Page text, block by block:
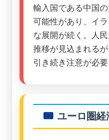
輸入国である中国
可能性があり、イ
な展開が続く。人
推移が見込まれる
引き続き注意が必要
ユーロ圏経